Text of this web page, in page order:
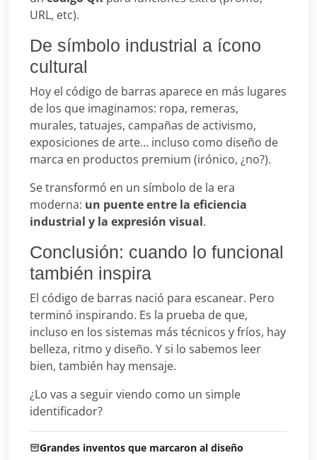
URL, etc).
De símbolo industrial a ícono
cultural
Hoy el código de barras aparece en más lugares
de los que imaginamos: ropa, remeras,
murales, tatuajes, campañas de activismo,
exposiciones de arte… incluso como diseño de
marca en productos premium (irónico, ¿no?).
Se transformó en un símbolo de la era
moderna: un puente entre la eficiencia
industrial y la expresión visual.
Conclusión: cuando lo funcional
también inspira
El código de barras nació para escanear. Pero
terminó inspirando. Es la prueba de que,
incluso en los sistemas más técnicos y fríos, hay
belleza, ritmo y diseño. Y si lo sabemos leer
bien, también hay mensaje.
¿Lo vas a seguir viendo como un simple
identificador?
Grandes inventos que marcaron al diseño